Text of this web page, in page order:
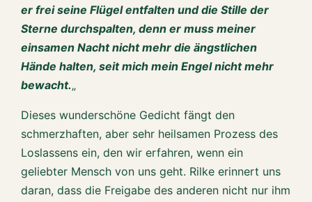
er frei seine Flügel entfalten und die Stille der
Sterne durchspalten, denn er muss meiner
einsamen Nacht nicht mehr die ängstlichen
Hände halten, seit mich mein Engel nicht mehr
bewacht.„
Dieses wunderschöne Gedicht fängt den
schmerzhaften, aber sehr heilsamen Prozess des
Loslassens ein, den wir erfahren, wenn ein
geliebter Mensch von uns geht. Rilke erinnert uns
daran, dass die Freigabe des anderen nicht nur ihm